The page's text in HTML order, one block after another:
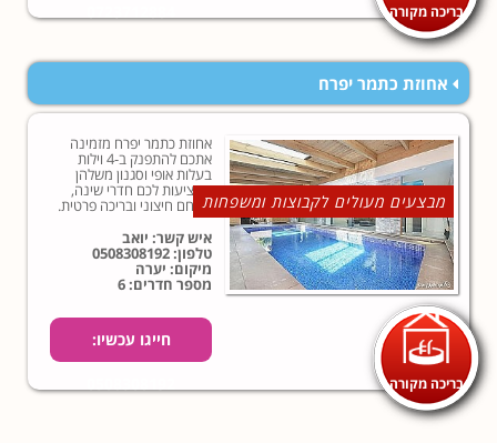
בריכה מקורה
אחוזת כתמר יפרח
מבצעים מעולים לקבוצות ומשפחות
בריכה מקורה
אחוזת כתמר יפרח מזמינה
אתכם להתפנק ב-4 וילות
בעלות אופי וסגנון משלהן
המציעות לכם חדרי שינה,
מתחם חיצוני ובריכה פרטית.
איש קשר: יואב
טלפון:0508308192
מיקום: יערה
מספר חדרים: 6
חייגו עכשיו: